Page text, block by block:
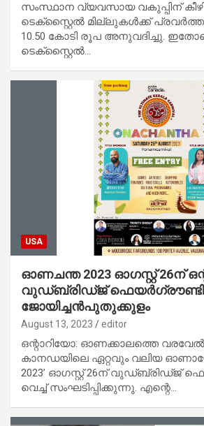
സംസ്ഥാന വ്യവസായ വകുപ്പിന്
ടെക്സ്റ്റൈൽ മില്ലുകൾക്ക്
10.50 കോടി രൂപ അനുവദിച്ചു. ഇതോടെ
ടെക്‌സ്റ്റൈൽ…
USA
ഓണചന്ത 2023 ഓഗസ്റ്റ് 26ന്
വുഡ്ബ്രിഡ്ജ്
ജോയിച്ചൻപുതുക്കുളം
August 13, 2023 editor
ഒന്റാറിയോ: ഓണക്കാലത്തെ
കാനഡയിലെ ഏറ്റവും വലിയ
2023’ ഓഗസ്റ്റ് 26ന് വുഡ്ബ്രിഡ്ജ്
വെച്ച് സംഘടിപ്പിക്കുന്നു. എന്റെ…